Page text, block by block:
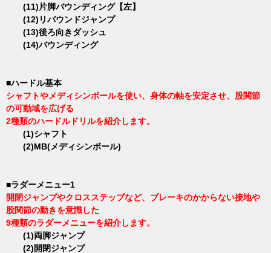
(11)片脚バウンディング【左】
(12)リバウンドジャンプ
(13)後ろ向きダッシュ
(14)バウンディング
■ハードル基本
シャフトやメディシンボールを使い、身体の軸を安定させ、股関節
の可動域を広げる
2種類のハードルドリルを紹介します。
(1)シャフト
(2)MB(メディシンボール)
■ラダーメニュー1
開閉ジャンプやクロスステップなど、ブレーキのかからない接地や
股関節の動きを意識した
9種類のラダーメニューを紹介します。
(1)両脚ジャンプ
(2)開閉ジャンプ